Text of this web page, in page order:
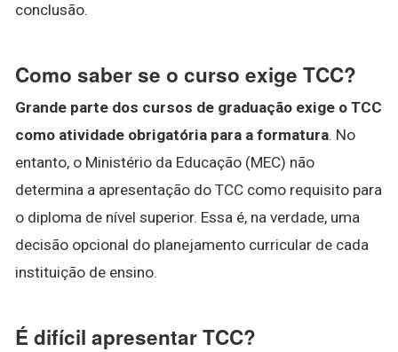
conclusão.
Como saber se o curso exige TCC?
Grande parte dos cursos de graduação exige o TCC
como atividade obrigatória para a formatura. No
entanto, o Ministério da Educação (MEC) não
determina a apresentação do TCC como requisito para
o diploma de nível superior. Essa é, na verdade, uma
decisão opcional do planejamento curricular de cada
instituição de ensino.
É difícil apresentar TCC?